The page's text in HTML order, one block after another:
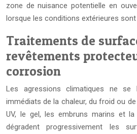
zone de nuisance potentielle en
lorsque les conditions extérieures sont
Traitements de
revêtements
corrosion
Les agressions climatiques ne
immédiats de la chaleur, du froid ou
UV, le gel, les embruns marins et la
dégradent progressivement les